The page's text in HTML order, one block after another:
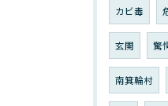
カビ毒
玄関 驚
南箕輪村